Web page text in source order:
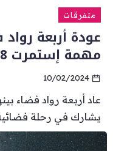
متفرقات
عودة أربعة
مهمة إستمرت 18 يوماً
10/02/2024
عاد أربعة رواد فضاء
يشارك في رحلة